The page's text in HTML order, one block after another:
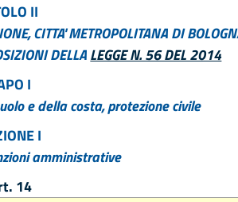
II
CITTA' METROPOLITANA DI
DELLALEGGE N. 56 DEL 2014
I
e della costa, protezione civile
I
amministrative
14